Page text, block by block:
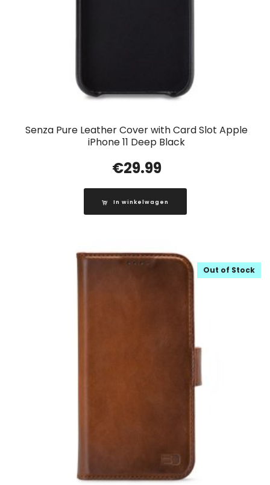
Senza Pure Leather Cover with Card Slot Apple
iPhone 11 Deep Black
€29.99
In winkelwagen
Out of Stock